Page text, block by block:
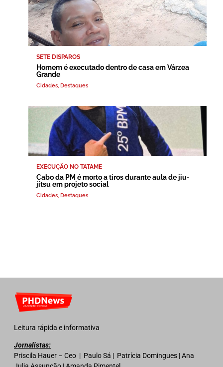
SETE DISPAROS
Homem é executado dentro de casa em Várzea
Grande
Cidades, Destaques
EXECUÇÃO NO TATAME
Cabo da PM é morto a tiros durante aula de jiu-
jítsu em projeto social
Cidades, Destaques
Leitura rápida e informativa
Jornalistas:
Priscila Hauer – Ceo | Paulo Sá | Patrícia Domingues | Ana